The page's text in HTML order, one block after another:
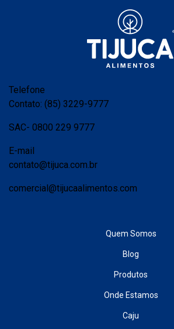
Telefone
Contato: (85) 3229-9777
SAC- 0800 229 9777
E-mail
contato@tijuca.com.br
comercial@tijucaalimentos.com
Quem Somos
Blog
Produtos
Onde Estamos
Caju